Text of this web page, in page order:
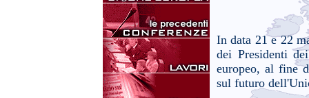
In data 21 e 22
dei Presidenti
europeo, al fine
sul futuro